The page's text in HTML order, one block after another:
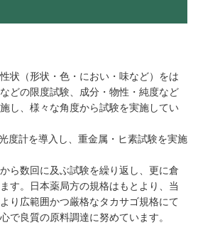
状（形状・色・におい・味など）をは
どの限度試験、成分・物性・純度など
し、様々な角度から試験を実施してい
度計を導入し、重金属・ヒ素試験を実施
ら数回に及ぶ試験を繰り返し、更に倉
す。日本薬局方の規格はもとより、当
り広範囲かつ厳格なタカサゴ規格にて
で良質の原料調達に努めています。